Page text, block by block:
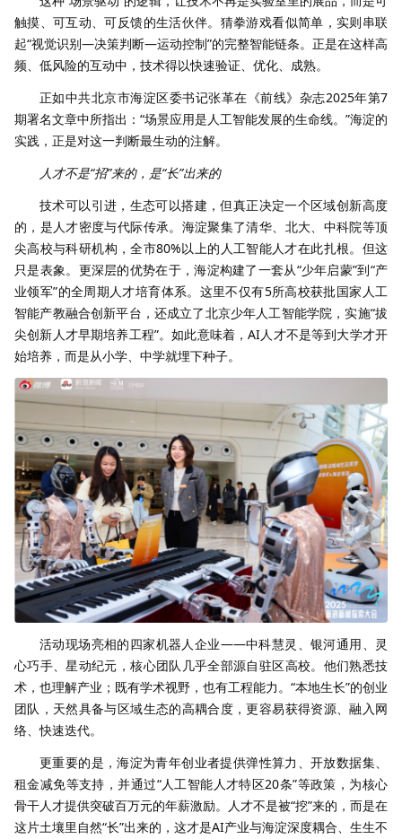
触摸、可互动、可反馈的生活伙伴。猜拳游戏看似简单，实则串联
起“视觉识别—决策判断—运动控制”的完整智能链条。正是在这样高
频、低风险的互动中，技术得以快速验证、优化、成熟。
正如中共北京市海淀区委书记张革在《前线》杂志2025年第7
期署名文章中所指出：“场景应用是人工智能发展的生命线。”海淀的
实践，正是对这一判断最生动的注解。
人才不是“招”来的，是“长”出来的
技术可以引进，生态可以搭建，但真正决定一个区域创新高度
的，是人才密度与代际传承。海淀聚集了清华、北大、中科院等顶
尖高校与科研机构，全市80%以上的人工智能人才在此扎根。但这
只是表象。更深层的优势在于，海淀构建了一套从“少年启蒙”到“产
业领军”的全周期人才培育体系。这里不仅有5所高校获批国家人工
智能产教融合创新平台，还成立了北京少年人工智能学院，实施“拔
尖创新人才早期培养工程”。如此意味着，AI人才不是等到大学才开
始培养，而是从小学、中学就埋下种子。
活动现场亮相的四家机器人企业——中科慧灵、银河通用、灵
心巧手、星动纪元，核心团队几乎全部源自驻区高校。他们熟悉技
术，也理解产业；既有学术视野，也有工程能力。“本地生长”的创业
团队，天然具备与区域生态的高耦合度，更容易获得资源、融入网
络、快速迭代。
更重要的是，海淀为青年创业者提供弹性算力、开放数据集、
租金减免等支持，并通过“人工智能人才特区20条”等政策，为核心
骨干人才提供突破百万元的年薪激励。人才不是被“挖”来的，而是在
这片土壤里自然“长”出来的，这才是AI产业与海淀深度耦合、生生不